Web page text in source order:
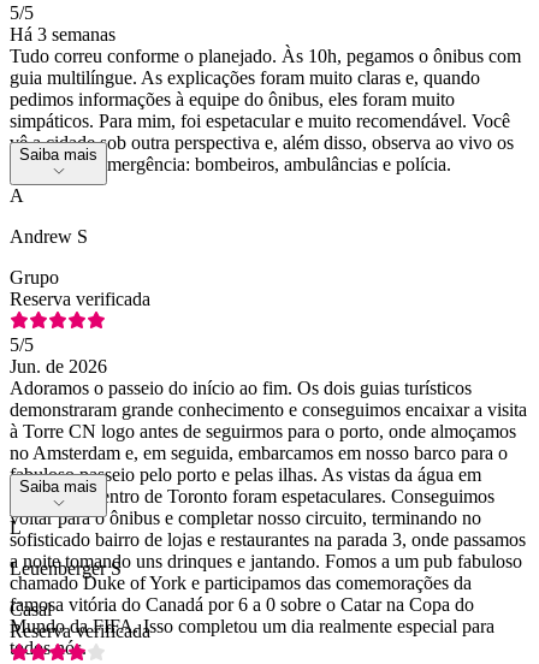
5/5
Há 3 semanas
Tudo correu conforme o planejado. Às 10h, pegamos o ônibus com
guia multilíngue. As explicações foram muito claras e, quando
pedimos informações à equipe do ônibus, eles foram muito
simpáticos. Para mim, foi espetacular e muito recomendável. Você
vê a cidade sob outra perspectiva e, além disso, observa ao vivo os
serviços de emergência: bombeiros, ambulâncias e polícia.
Saiba mais
A
Andrew S
Grupo
Reserva verificada
5/5
Jun. de 2026
Adoramos o passeio do início ao fim. Os dois guias turísticos
demonstraram grande conhecimento e conseguimos encaixar a visita
à Torre CN logo antes de seguirmos para o porto, onde almoçamos
no Amsterdam e, em seguida, embarcamos em nosso barco para o
fabuloso passeio pelo porto e pelas ilhas. As vistas da água em
direção ao centro de Toronto foram espetaculares. Conseguimos
voltar para o ônibus e completar nosso circuito, terminando no
sofisticado bairro de lojas e restaurantes na parada 3, onde passamos
a noite tomando uns drinques e jantando. Fomos a um pub fabuloso
chamado Duke of York e participamos das comemorações da
famosa vitória do Canadá por 6 a 0 sobre o Catar na Copa do
Mundo da FIFA. Isso completou um dia realmente especial para
todos nós.
Saiba mais
L
Leuenberger S
Casal
Reserva verificada